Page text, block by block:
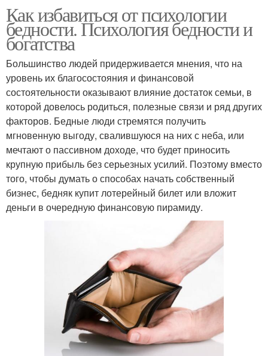
Как избавиться от психологии
бедности. Психология бедности и
богатства
Большинство людей придерживается мнения, что на
уровень их благосостояния и финансовой
состоятельности оказывают влияние достаток семьи, в
которой довелось родиться, полезные связи и ряд других
факторов. Бедные люди стремятся получить
мгновенную выгоду, свалившуюся на них с неба, или
мечтают о пассивном доходе, что будет приносить
крупную прибыль без серьезных усилий. Поэтому вместо
того, чтобы думать о способах начать собственный
бизнес, бедняк купит лотерейный билет или вложит
деньги в очередную финансовую пирамиду.